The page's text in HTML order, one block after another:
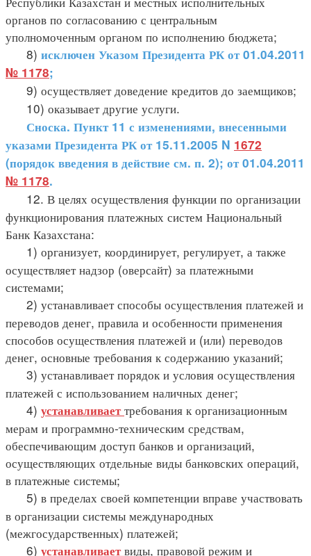
органов по согласованию с центральным
уполномоченным органом по исполнению бюджета;
8) исключен Указом Президента РК от 01.04.2011
№ 1178;
9) осуществляет доведение кредитов до заемщиков;
10) оказывает другие услуги.
Сноска. Пункт 11 с изменениями, внесенными
указами Президента РК от 15.11.2005 N 1672
(порядок введения в действие см. п. 2); от 01.04.2011
№ 1178.
12. В целях осуществления функции по организации
функционирования платежных систем Национальный
Банк Казахстана:
1) организует, координирует, регулирует, а также
осуществляет надзор (оверсайт) за платежными
системами;
2) устанавливает способы осуществления платежей и
переводов денег, правила и особенности применения
способов осуществления платежей и (или) переводов
денег, основные требования к содержанию указаний;
3) устанавливает порядок и условия осуществления
платежей с использованием наличных денег;
4) устанавливаеттребования к организационным
мерам и программно-техническим средствам,
обеспечивающим доступ банков и организаций,
осуществляющих отдельные виды банковских операций,
в платежные системы;
5) в пределах своей компетенции вправе участвовать
в организации системы международных
(межгосударственных) платежей;
6) устанавливаетвиды, правовой режим и